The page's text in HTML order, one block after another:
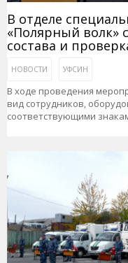
В отделе
«Полярный волк»
состава и
НОВОСТИ УФСИН
В ходе проведения
вид сотрудников,
соответствующими